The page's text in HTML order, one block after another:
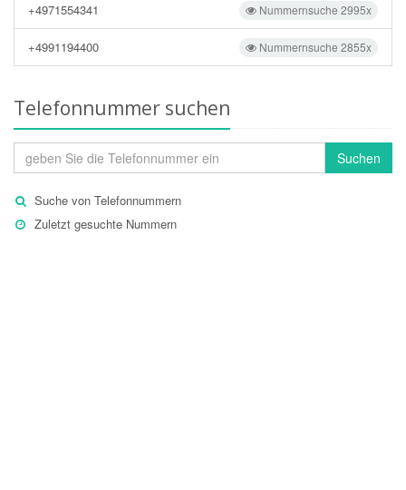
Nummernsuche 2995x
+4971554341
Nummernsuche 2855x
+4991194400
Telefonnummer suchen
Suchen
Suche von Telefonnummern
Zuletzt gesuchte Nummern